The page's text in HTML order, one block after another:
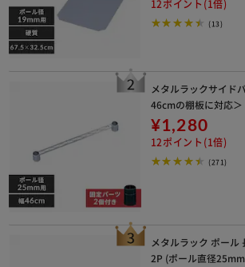
12ポイント(1倍)
(13)
メタルラックサイド
46cmの棚板に対応＞
¥1,280
12ポイント(1倍)
(271)
メタルラック ポール
2P (ポール直径
※ご確認ください
購入